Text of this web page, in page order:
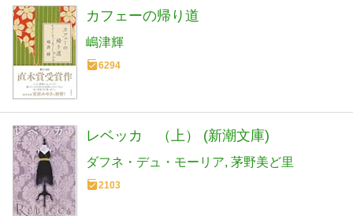
カフェーの帰り道
嶋津輝
6294
レベッカ （上） (新潮文庫)
ダフネ・デュ・モーリア 茅野美ど里
2103